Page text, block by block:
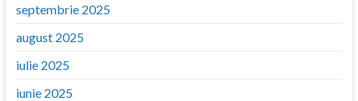
septembrie 2025
august 2025
iulie 2025
iunie 2025